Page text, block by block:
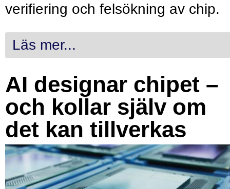
verifiering och felsökning av chip.
Läs mer...
AI designar chipet –
och kollar själv om
det kan tillverkas